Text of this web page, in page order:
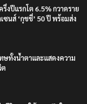
งปีแรกโต 6.5% กวาดราย
ซนส์ ‘กุชชี่’ 50 ปี พร้อมส่ง
ษทั้งน้ำตาและแสดงความ
ต